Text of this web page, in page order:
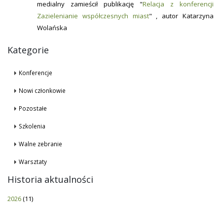
medialny zamieścił publikację "Relacja z konferencji
Zazielenianie współczesnych miast" , autor Katarzyna
Wolańska
Kategorie
Konferencje
Nowi członkowie
Pozostałe
Szkolenia
Walne zebranie
Warsztaty
Historia aktualności
2026(11)